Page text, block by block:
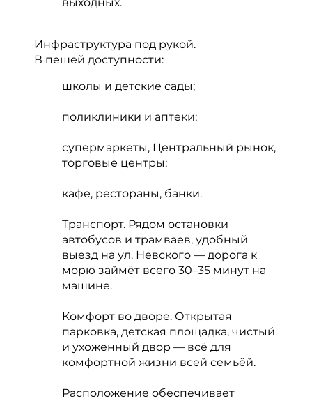
Инфраструктура под рукой.
В пешей доступности:
школы и детские сады;
поликлиники и аптеки;
супермаркеты, Центральный рынок,
торговые центры;
кафе, рестораны, банки.
Транспорт. Рядом остановки
автобусов и трамваев, удобный
выезд на ул. Невского — дорога к
морю займёт всего 30–35 минут на
машине.
Комфорт во дворе. Открытая
парковка, детская площадка, чистый
и ухоженный двор — всё для
комфортной жизни всей семьёй.
Расположение обеспечивает